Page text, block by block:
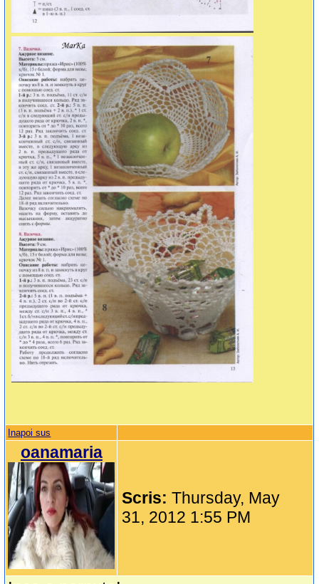
Inapoi sus
oanamaria
Scris:Thursday, May
31, 2012 1:55 PM